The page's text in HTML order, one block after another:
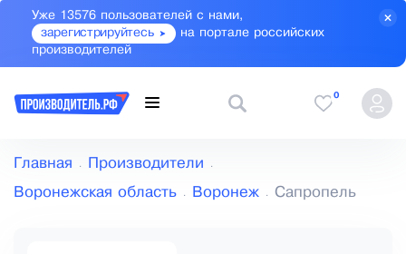
Уже 13576 пользователей с нами,
зарегистрируйтесь
на портале российских
производителей
0
Главная Производители
Воронежская область Воронеж Сапропель